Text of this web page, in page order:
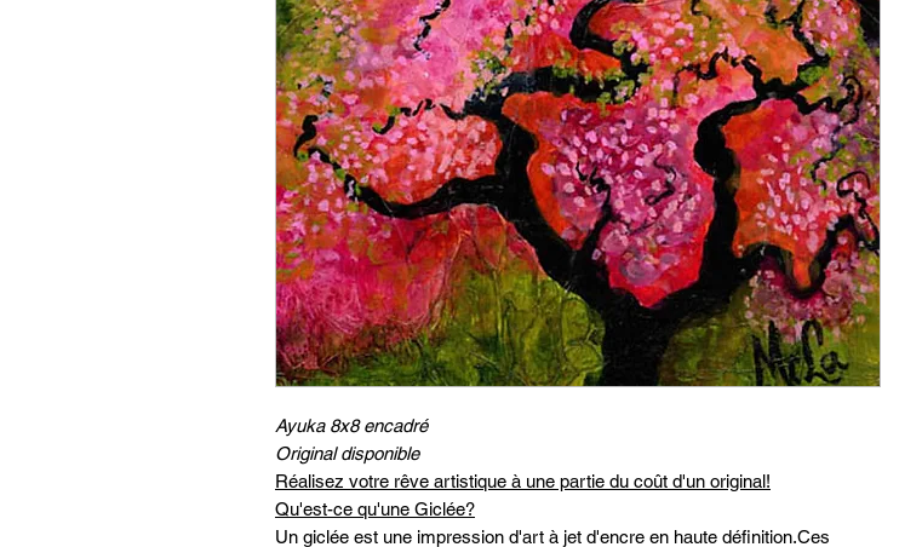
Ayuka 8x8 encadré
Original disponible
Réalisez votre rêve artistique à une partie du coût d'un original!
Qu'est-ce qu'une Giclée?
Un giclée est une impression d'art à jet d'encre en haute définition.Ces